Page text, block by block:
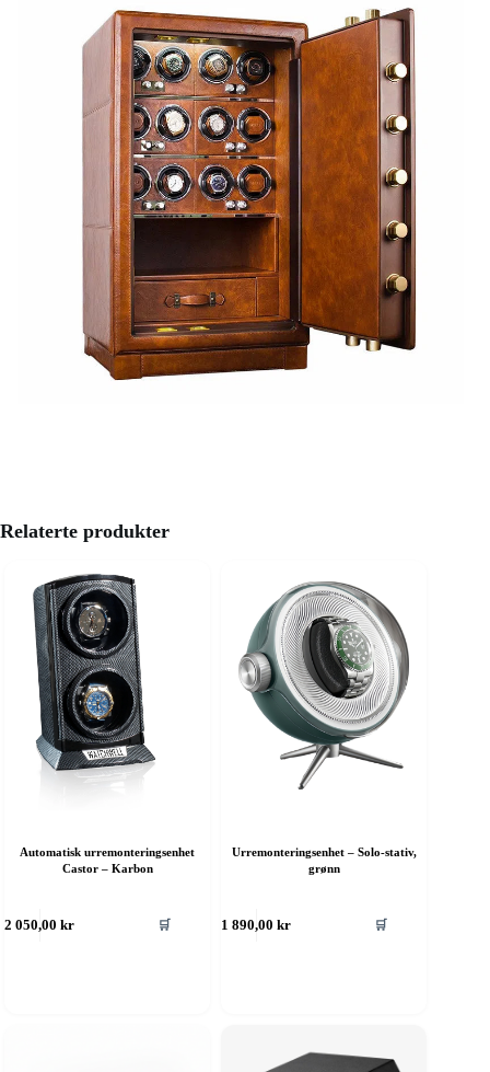
Relaterte produkter
Automatisk urremonteringsenhet
Castor – Karbon
2 050,00kr 🛒
Urremonteringsenhet – Solo-stativ,
grønn
1 890,00kr 🛒